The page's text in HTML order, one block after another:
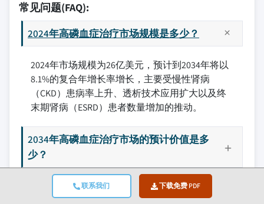
联系我们 下载免费 PDF
常见问题(FAQ):
2024年高磷血症治疗市场规模是多少？
2024年市场规模为26亿美元，预计到2034年将以
8.1%的复合年增长率增长，主要受慢性肾病
（CKD）患病率上升、透析技术应用扩大以及终
末期肾病（ESRD）患者数量增加的推动。
2034年高磷血症治疗市场的预计价值是多
少？
2025年高磷血症治疗市场的预计规模是多